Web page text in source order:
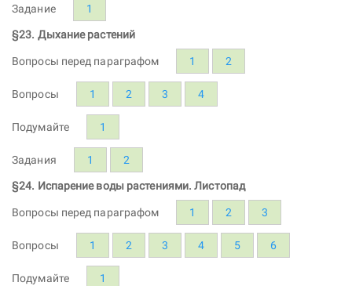
Задание 1
§23. Дыхание растений
Вопросы перед параграфом 1 2
Вопросы 1 2 3 4
Подумайте 1
Задания 1 2
§24. Испарение воды растениями. Листопад
Вопросы перед параграфом 1 2 3
Вопросы 1 2 3 4 5 6
Подумайте 1